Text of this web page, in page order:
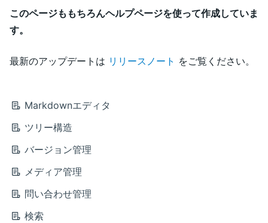
このページももちろんヘルプページを使って作成していま
す。
最新のアップデートは リリースノート をご覧ください。
Markdownエディタ
ツリー構造
バージョン管理
メディア管理
問い合わせ管理
検索